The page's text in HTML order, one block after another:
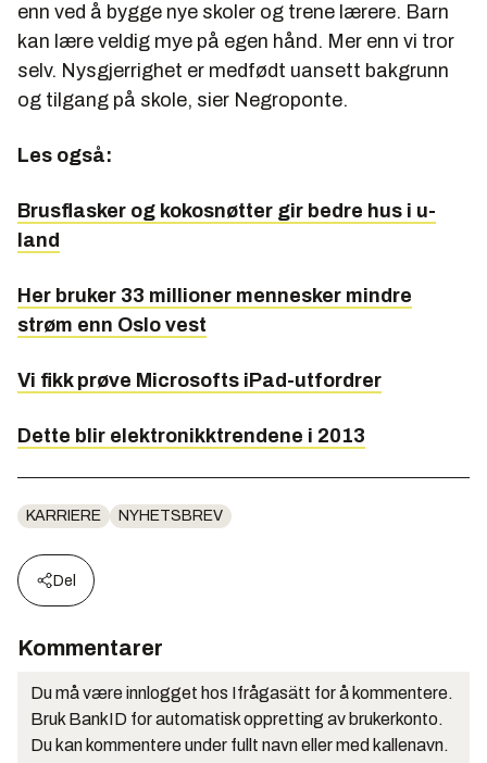
enn ved å bygge nye skoler og trene lærere. Barn
kan lære veldig mye på egen hånd. Mer enn vi tror
selv. Nysgjerrighet er medfødt uansett bakgrunn
og tilgang på skole, sier Negroponte.
Les også:
Brusflasker og kokosnøtter gir bedre hus i u-
land
Her bruker 33 millioner mennesker mindre
strøm enn Oslo vest
Vi fikk prøve Microsofts iPad-utfordrer
Dette blir elektronikktrendene i 2013
KARRIERE NYHETSBREV
Del
Kommentarer
Du må være innlogget hos Ifrågasätt for å kommentere.
Bruk BankID for automatisk oppretting av brukerkonto.
Du kan kommentere under fullt navn eller med kallenavn.